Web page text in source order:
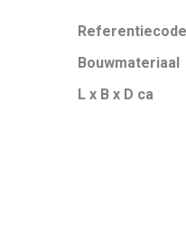
Referentiecode
Bouwmateriaal
L x B x D ca